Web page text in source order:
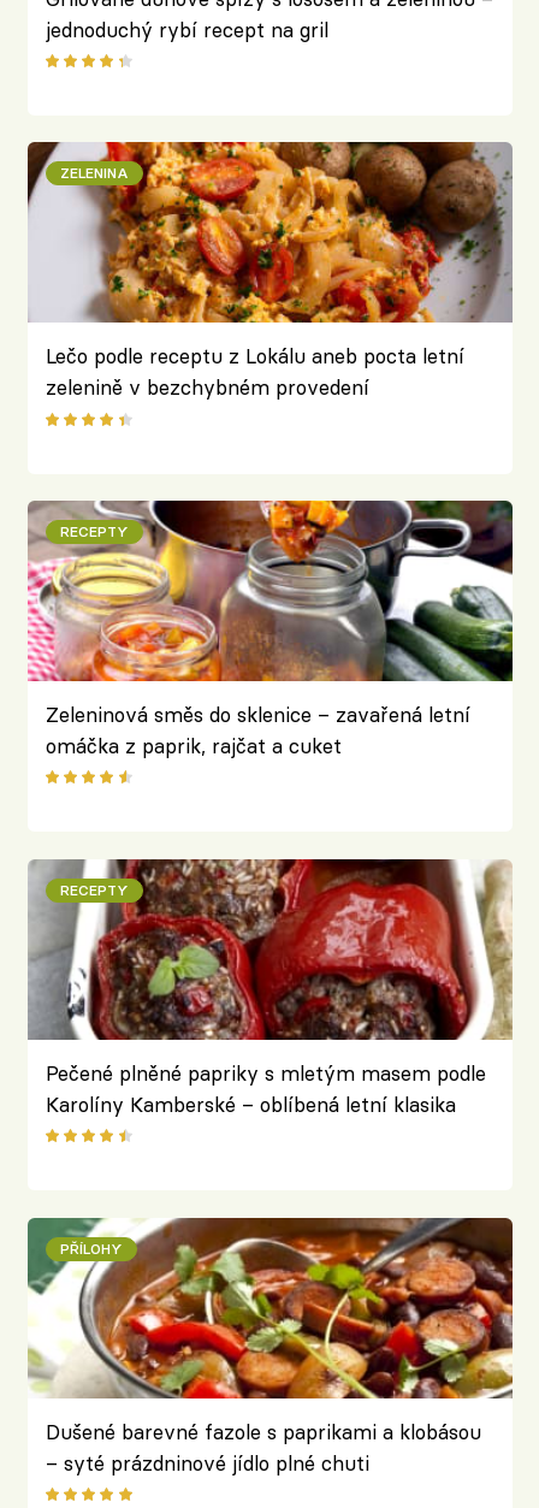
jednoduchý rybí recept na gril
ZELENINA
Lečo podle receptu z Lokálu aneb pocta letní
zelenině v bezchybném provedení
RECEPTY
Zeleninová směs do sklenice – zavařená letní
omáčka z paprik, rajčat a cuket
RECEPTY
Pečené plněné papriky s mletým masem podle
Karolíny Kamberské – oblíbená letní klasika
PŘÍLOHY
Dušené barevné fazole s paprikami a klobásou
– syté prázdninové jídlo plné chuti